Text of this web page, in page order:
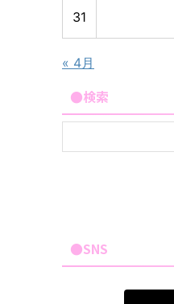
31
« 4月
●検索
●SNS